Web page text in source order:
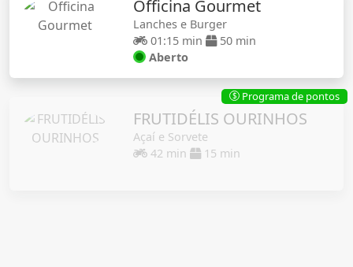
Officina Gourmet
Lanches e Burger
01:15 min
50 min
Aberto
FRUTIDÉLIS OURINHOS
Açaí e Sorvete
42 min
15 min
$ Programa de pontos